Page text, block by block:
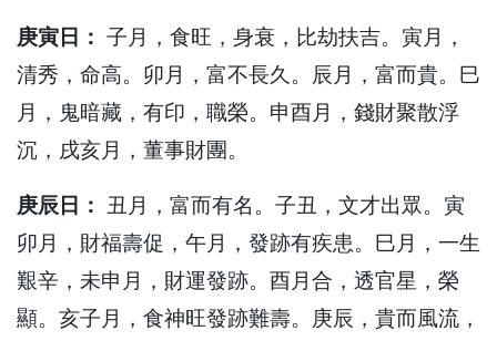
庚寅日： 子月，食旺，身衰，比劫扶吉。寅月，
清秀，命高。卯月，富不長久。辰月，富而貴。巳
月，鬼暗藏，有印，職榮。申酉月，錢財聚散浮
沉，戌亥月，董事財團。
庚辰日： 丑月，富而有名。子丑，文才出眾。寅
卯月，財福壽促，午月，發跡有疾患。巳月，一生
艱辛，未申月，財運發跡。酉月合，透官星，榮
顯。亥子月，食神旺發跡難壽。庚辰，貴而風流，